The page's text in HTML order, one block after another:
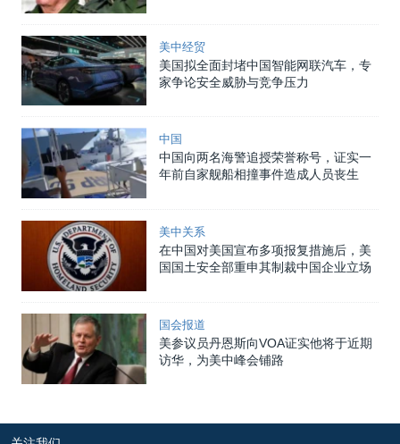
美中经贸
美国拟全面封堵中国智能网联汽车，专
家争论安全威胁与竞争压力
中国
中国向两名海警追授荣誉称号，证实一
年前自家舰船相撞事件造成人员丧生
美中关系
在中国对美国宣布多项报复措施后，美
国国土安全部重申其制裁中国企业立场
国会报道
美参议员丹恩斯向VOA证实他将于近期
访华，为美中峰会铺路